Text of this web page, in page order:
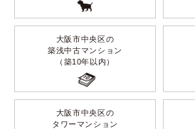
大阪市中央区の
築浅中古マンション
（築10年以内）
大阪市中央区の
タワーマンション